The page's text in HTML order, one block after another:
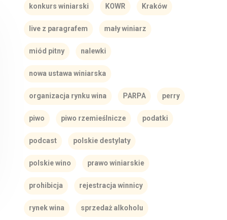
konkurs winiarski KOWR Kraków
live z paragrafem mały winiarz
miód pitny nalewki
nowa ustawa winiarska
organizacja rynku wina PARPA perry
piwo piwo rzemieślnicze podatki
podcast polskie destylaty
polskie wino prawo winiarskie
prohibicja rejestracja winnicy
rynek wina sprzedaż alkoholu